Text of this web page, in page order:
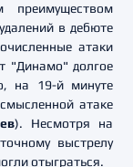
в дебюте
атаки
"Динамо" долгое
на 19-й минуте
атаке
). Несмотря на
выстрелу
отыграться.